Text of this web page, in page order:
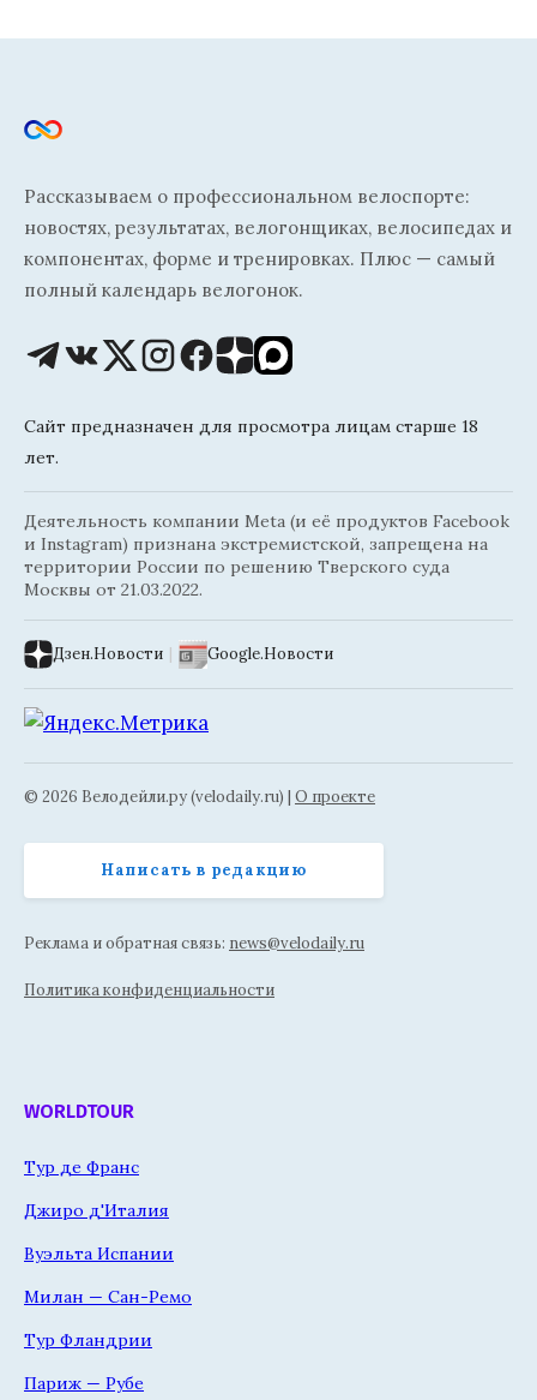
Рассказываем о профессиональном велоспорте:
новостях, результатах, велогонщиках, велосипедах и
компонентах, форме и тренировках. Плюс — самый
полный календарь велогонок.
Сайт предназначен для просмотра лицам старше 18
лет.
Деятельность компании Meta (и её продуктов Facebook
и Instagram) признана экстремистской, запрещена на
территории России по решению Тверского суда
Москвы от 21.03.2022.
Дзен.Новости | Google.Новости
© 2026 Велодейли.ру (velodaily.ru) | О проекте
Написать в редакцию
Реклама и обратная связь: news@velodaily.ru
Политика конфиденциальности
WORLDTOUR
Тур де Франс
Джиро д'Италия
Вуэльта Испании
Милан — Сан-Ремо
Тур Фландрии
Париж — Рубе